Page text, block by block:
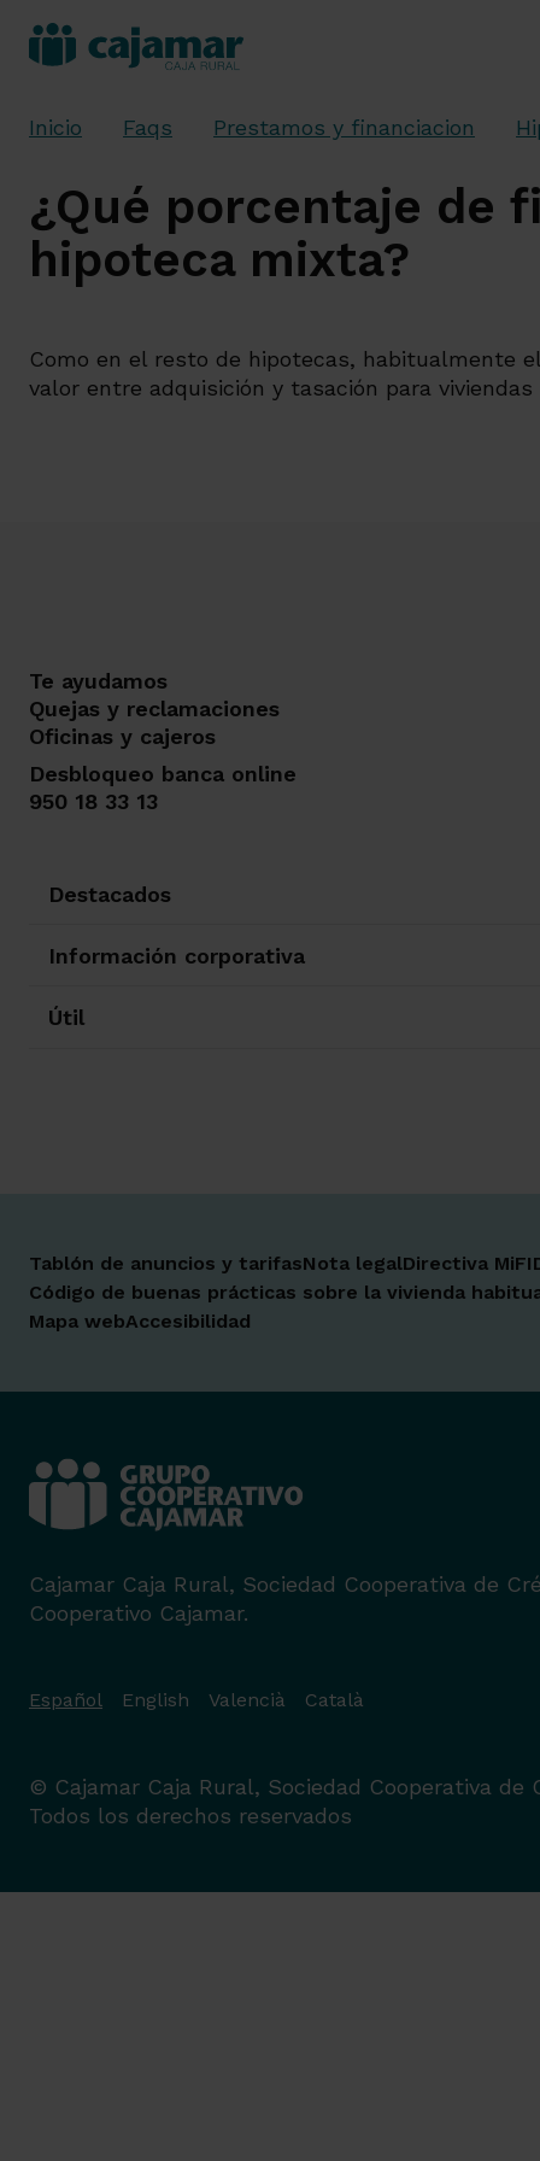
Inicio Faqs Prestamos y financiacion
¿Qué porcentaje de
hipoteca mixta?
Como en el resto de hipotecas, habitualmente
valor entre adquisición y tasación para
Te ayudamos
Quejas y reclamaciones
Oficinas y cajeros
Desbloqueo banca online
950 18 33 13
Destacados
Información corporativa
Útil
Tablón de anuncios y tarifasNota legalDirectiva
Código de buenas prácticas sobre la vivienda
Mapa webAccesibilidad
Cajamar Caja Rural, Sociedad Cooperativa de
Cooperativo Cajamar.
Español English Valencià Català
© Cajamar Caja Rural, Sociedad Cooperativa de
Todos los derechos reservados